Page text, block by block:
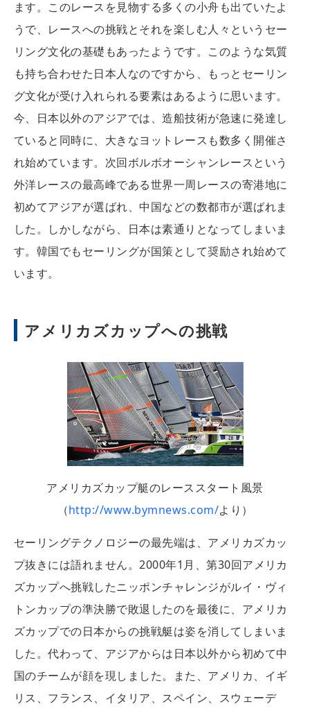
ます。このレースを見物する多くの小舟も出ていたよ
うで、レースへの挑戦とそれを楽しむ人々というセー
リング文化の基礎もあったようです。このような気質
も持ち合わせた日本人なのですから、もっとセーリン
グ文化が受け入れられる要素はあるように思います。
今、日本以外のアジアでは、造船技術が急速に発達し
ていると同時に、大きなヨットレースも数多く開催さ
れ始めています。次回ボルボオーシャンレースという
外洋レースの最高峰である世界一周レースの寄港地に
初めてアジアが選ばれ、中国などの数都市が選ばれま
した。しかしながら、日本は素通りとなってしまいま
す。韓国でもセーリングが国策として奨励され始めて
います。
アメリカズカップへの挑戦
アメリカズカップ艇のレーススタート風景
（http://www.bymnews.com/より）
セーリングテクノロジーの最先端は、アメリカズカッ
プ抜きには語れません。2000年1月、第30回アメリカ
ズカップへ挑戦したニッポンチャレンジがルイ・ヴィ
トンカップの準決勝で敗退したのを最後に、アメリカ
ズカップでの日本からの挑戦艇は姿を消してしまいま
した。代わって、アジアからは日本以外から初めて中
国のチームが顔を現しました。また、アメリカ、イギ
リス、フランス、イタリア、スペイン、スウェーデ